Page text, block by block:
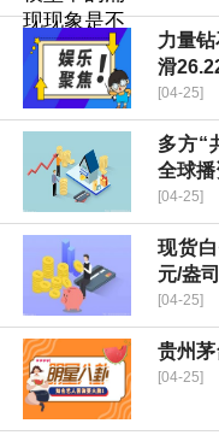
力量
滑
[04-25]
多方“
全球
[04-25]
现货
元/盎司
[04-25]
贵州
[04-25]